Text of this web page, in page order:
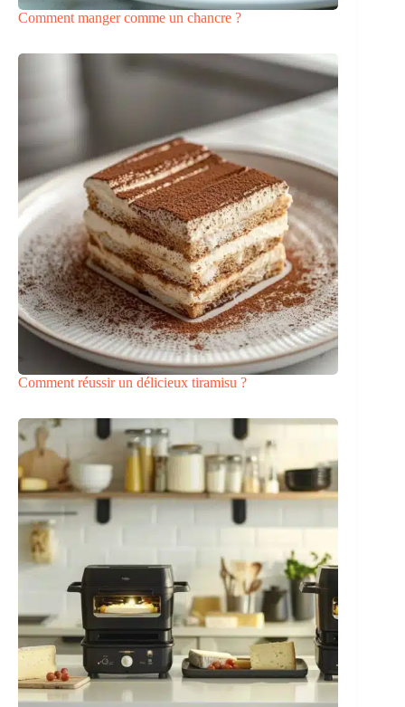
Comment manger comme un chancre ?
Comment réussir un délicieux tiramisu ?